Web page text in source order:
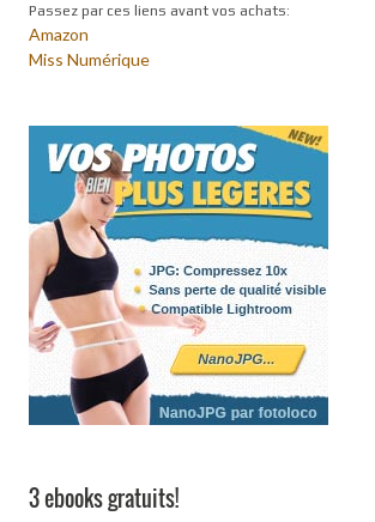
Passez par ces liens avant vos achats:
Amazon
Miss Numérique
3 ebooks gratuits!